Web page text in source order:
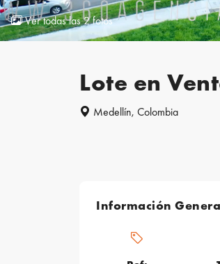
Ver todas las 2 fotos
Lote en
Medellín, Colombia
Información